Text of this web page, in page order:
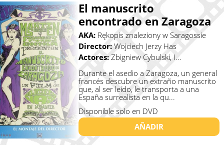
El manuscrito
encontrado en Zaragoza
AKA: Rękopis znaleziony w Saragossie
Director:Wojciech Jerzy Has
Actores:Zbigniew Cybulski, I...
Durante el asedio a Zaragoza, un general
francés descubre un extraño manuscrito
que, al ser leído, le transporta a una
España surrealista en la qu...
Disponible solo en DVD
AÑADIR